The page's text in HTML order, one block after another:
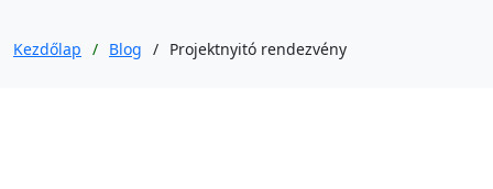
Kezdőlap Blog / Projektnyitó rendezvény